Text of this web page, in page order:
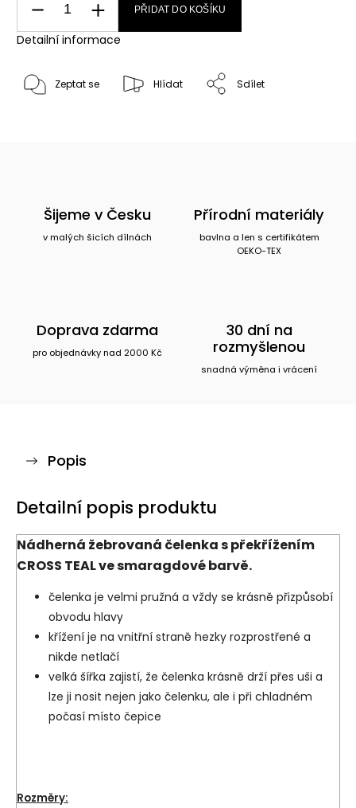
PŘIDAT DO KOŠÍKU
Detailní informace
Zeptat se Hlídat Sdílet
Šijeme v Česku
v malých šicích dílnách
Přírodní materiály
bavlna a len s certifikátem
OEKO-TEX
Doprava zdarma
pro objednávky nad 2000 Kč
30 dní na
rozmyšlenou
snadná výměna i vrácení
Popis
Detailní popis produktu
Nádherná žebrovaná čelenka s překřížením
CROSS TEAL ve smaragdové barvě.
čelenka je velmi pružná a vždy se krásně přizpůsobí
obvodu hlavy
křížení je na vnitřní straně hezky rozprostřené a
nikde netlačí
velká šířka zajistí, že čelenka krásně drží přes uši a
lze ji nosit nejen jako čelenku, ale i při chladném
počasí místo čepice
Rozměry: